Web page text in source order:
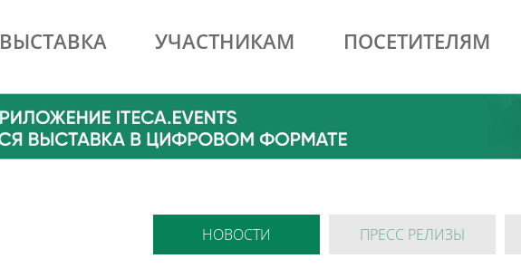
ВЫСТАВКА УЧАСТНИКАМ ПОСЕТИТЕЛЯМ
НОВОСТИ ПРЕСС РЕЛИЗЫ